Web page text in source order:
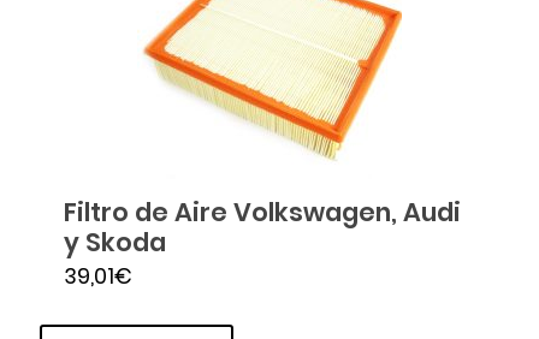
Filtro de Aire Volkswagen, Audi
y Skoda
39,01€